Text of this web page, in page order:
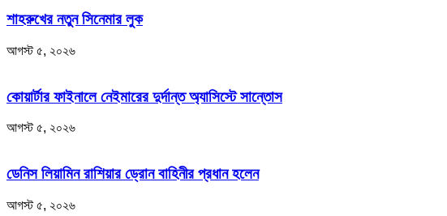
শাহরুখের নতুন সিনেমার লুক
আগস্ট ৫, ২০২৬
কোয়ার্টার ফাইনালে নেইমারের দুর্দান্ত অ্যাসিস্টে সান্তোস
আগস্ট ৫, ২০২৬
ডেনিস লিয়ামিন রাশিয়ার ড্রোন বাহিনীর প্রধান হলেন
আগস্ট ৫, ২০২৬